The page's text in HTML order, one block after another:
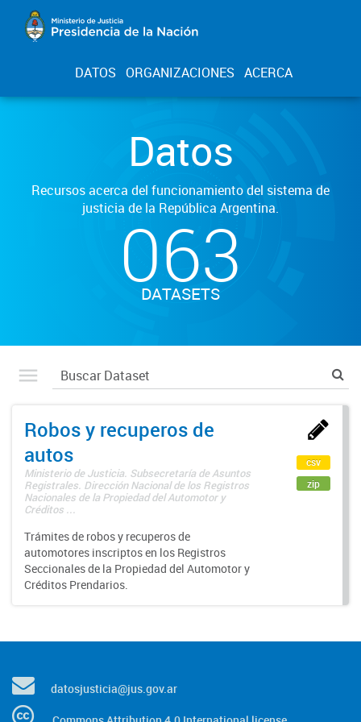
DATOS ORGANIZACIONES ACERCA
Datos
Recursos acerca del funcionamiento del sistema de
justicia de la República Argentina.
063
DATASETS
Robos y recuperos de
autos
Ministerio de Justicia. Subsecretaría de Asuntos
Registrales. Dirección Nacional de los Registros
Nacionales de la Propiedad del Automotor y
Créditos ...
Trámites de robos y recuperos de
automotores inscriptos en los Registros
Seccionales de la Propiedad del Automotor y
Créditos Prendarios.
csv
zip
datosjusticia@jus.gov.ar